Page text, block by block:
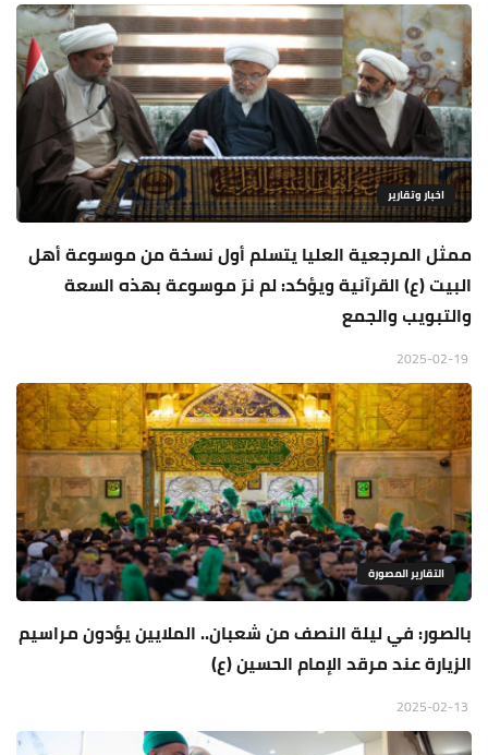
اخبار وتقارير
ممثل المرجعية العليا يتسلم أول نسخة من موسوعة أهل
البيت (ع) القرآنية ويؤكد: لم نرَ موسوعة بهذه السعة
والتبويب والجمع
التقارير المصورة
بالصور: في ليلة النصف من شعبان.. الملايين يؤدون مراسيم
الزيارة عند مرقد الإمام الحسين (ع)